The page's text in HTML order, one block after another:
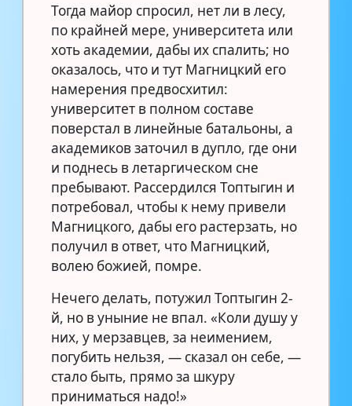
Тогда майор спросил, нет ли в лесу,
по крайней мере, университета или
хоть академии, дабы их спалить; но
оказалось, что и тут Магницкий его
намерения предвосхитил:
университет в полном составе
поверстал в линейные батальоны, а
академиков заточил в дупло, где они
и поднесь в летаргическом сне
пребывают. Рассердился Топтыгин и
потребовал, чтобы к нему привели
Магницкого, дабы его растерзать, но
получил в ответ, что Магницкий,
волею божией, помре.
Нечего делать, потужил Топтыгин 2-
й, но в уныние не впал. «Коли душу у
них, у мерзавцев, за неимением,
погубить нельзя, — сказал он себе, —
стало быть, прямо за шкуру
приниматься надо!»